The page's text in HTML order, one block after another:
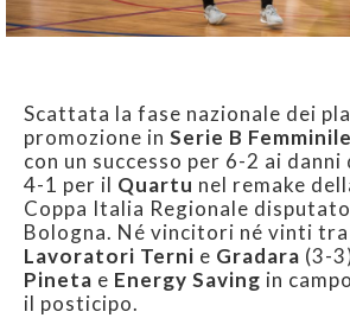
Scattata la fase nazionale dei
promozione in Serie B Femminile
con un successo per 6-2 ai
4-1 per il Quartu nel remake
Coppa Italia Regionale
Bologna. Né vincitori né vinti tra
Lavoratori Terni e Gradara (3-
Pineta e Energy Saving in
il posticipo.